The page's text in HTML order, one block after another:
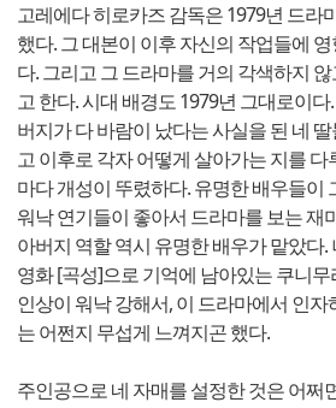
고레에다 히로카즈 감독은 1979년 드라
했다. 그 대본이 이후 자신의 작업들에
다. 그리고 그 드라마를 거의 각색하지
고 한다. 시대 배경도 1979년 그대로이
버지가 다 바람이 났다는 사실을 된 네
고 이후로 각자 어떻게 살아가는 지를 다
마다 개성이 뚜렸하다. 유명한 배우들이
워낙 연기들이 좋아서 드라마를 보는 재
아버지 역할 역시 유명한 배우가 맡았다
영화 [곡성]으로 기억에 남아있는 쿠니
인상이 워낙 강해서, 이 드라마에서 인
는 어쩐지 무섭게 느껴지곤 했다.
주인공으로 네 자매를 설정한 것은 어쩌